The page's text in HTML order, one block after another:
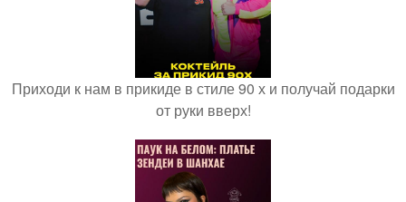
Приходи к нам в прикиде в стиле 90 х и получай подарки
от руки вверх!